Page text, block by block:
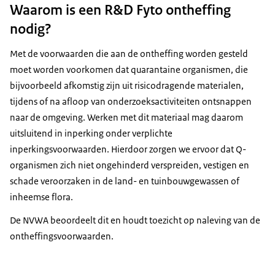
Waarom is een R&D Fyto ontheffing
nodig?
Met de voorwaarden die aan de ontheffing worden gesteld
moet worden voorkomen dat quarantaine organismen, die
bijvoorbeeld afkomstig zijn uit risicodragende materialen,
tijdens of na afloop van onderzoeksactiviteiten ontsnappen
naar de omgeving. Werken met dit materiaal mag daarom
uitsluitend in inperking onder verplichte
inperkingsvoorwaarden. Hierdoor zorgen we ervoor dat Q-
organismen zich niet ongehinderd verspreiden, vestigen en
schade veroorzaken in de land- en tuinbouwgewassen of
inheemse flora.
De NVWA beoordeelt dit en houdt toezicht op naleving van de
ontheffingsvoorwaarden.